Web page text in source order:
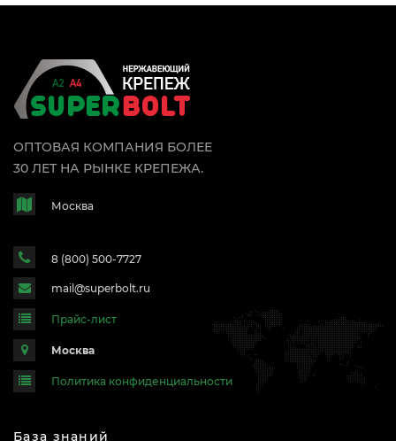
ОПТОВАЯ КОМПАНИЯ БОЛЕЕ
30 ЛЕТ НА РЫНКЕ КРЕПЕЖА.
Москва
8 (800) 500-7727
mail@superbolt.ru
Прайс-лист
Москва
Политика конфиденциальности
База знаний